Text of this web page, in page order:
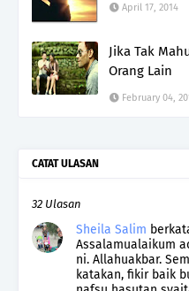
April 17, 2014
Jika Tak
Orang Lain
February 04,
CATAT ULASAN
32 Ulasan
Sheila Salim
Assalamualaikum
ni. Allahuakbar.
katakan, fikir baik